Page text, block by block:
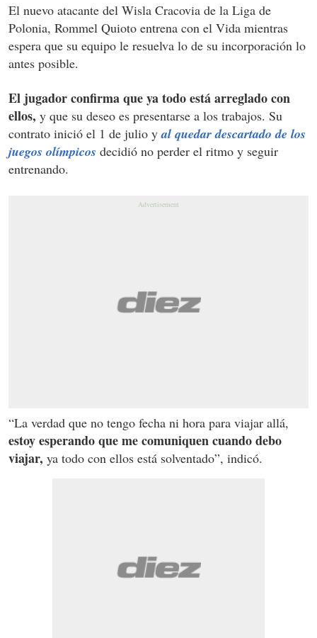
El nuevo atacante del Wisla Cracovia de la Liga de
Polonia, Rommel Quioto entrena con el Vida mientras
espera que su equipo le resuelva lo de su incorporación lo
antes posible.
El jugador confirma que ya todo está arreglado con
ellos, y que su deseo es presentarse a los trabajos. Su
contrato inició el 1 de julio yal quedar descartado de los
juegos olímpicos decidió no perder el ritmo y seguir
entrenando.
“La verdad que no tengo fecha ni hora para viajar allá,
estoy esperando que me comuniquen cuando debo
viajar, ya todo con ellos está solventado”, indicó.